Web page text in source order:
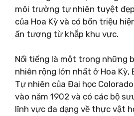
môi trường tự nhiên tuyệt
của Hoa Kỳ và có bốn triệu
ấn tượng từ khắp khu vực.
Nổi tiếng là một trong những
nhiên rộng lớn nhất ở Hoa Kỳ,
Tự nhiên của Đại học
vào năm 1902 và có các bộ
lĩnh vực đa dạng về thực vật